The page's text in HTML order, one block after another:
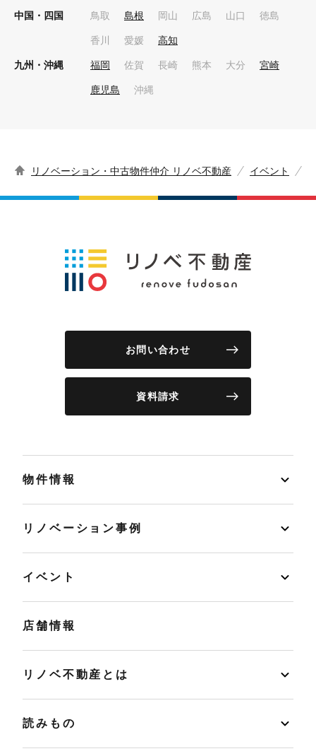
中国・四国 鳥取 島根 岡山 広島 山口 徳島
香川 愛媛 高知
九州・沖縄 福岡 佐賀 長崎 熊本 大分 宮崎
鹿児島 沖縄
リノベーション・中古物件仲介 リノベ不動産 イベント
お問い合わせ
資料請求
物件情報
リノベーション事例
イベント
店舗情報
リノベ不動産とは
読みもの